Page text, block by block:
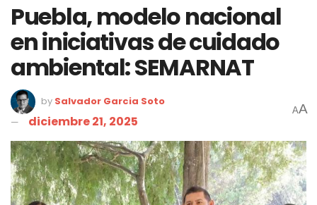
Puebla, modelo nacional
en iniciativas de cuidado
ambiental: SEMARNAT
by Salvador Garcia Soto
diciembre 21, 2025
AA